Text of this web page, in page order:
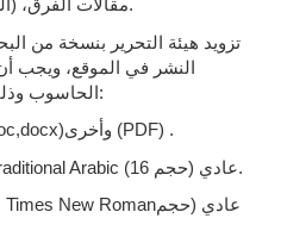
مقالات الفرق، (الطبعة الأولى). الكويت: غراس.
النشر في الموقع، ويجب
الحاسوب وذلك وفقاً لضوابط التحرير الآتية:
إرسال نص البحث بنسخة (doc,docx)وأخرى (PDF) .
متن النص في اللغة العربية Traditional Arabic عادي (حجم 16).